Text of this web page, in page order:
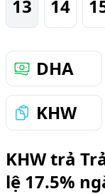
13 14
DHA
KHW
KHW trả
lệ 17.5%